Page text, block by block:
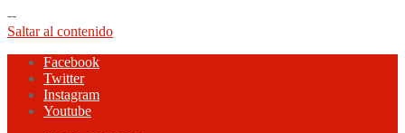
--
Saltar al contenido
Facebook
Twitter
Instagram
Youtube